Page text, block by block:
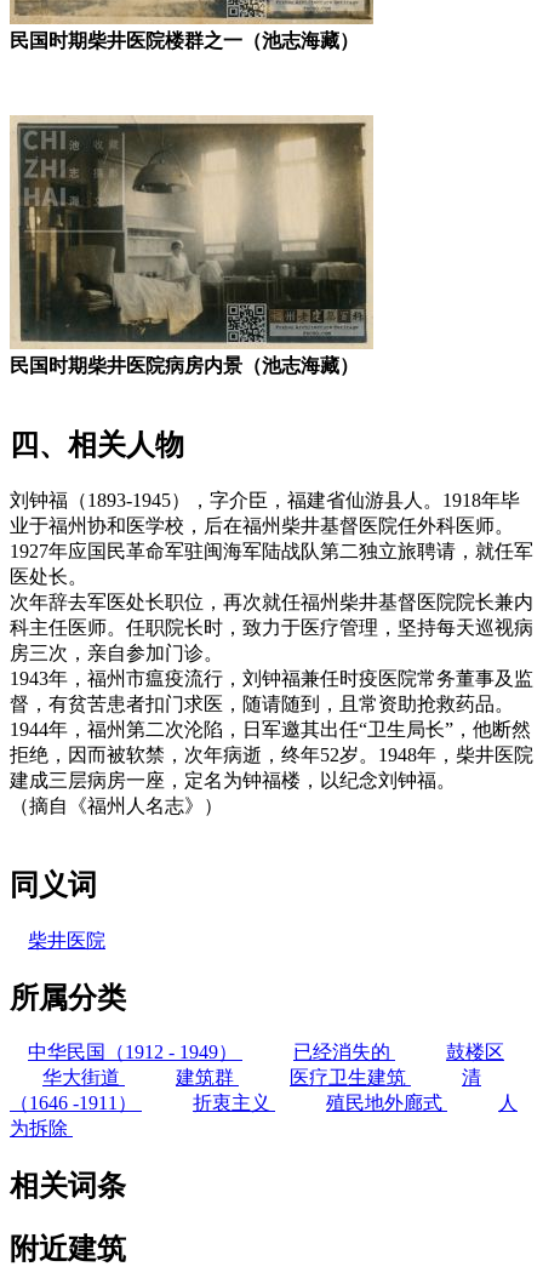
民国时期柴井医院楼群之一（池志海藏）
民国时期柴井医院病房内景（池志海藏）
四、相关人物
刘钟福（1893-1945），字介臣，福建省仙游县人。1918年毕
业于福州协和医学校，后在福州柴井基督医院任外科医师。
1927年应国民革命军驻闽海军陆战队第二独立旅聘请，就任军
医处长。
次年辞去军医处长职位，再次就任福州柴井基督医院院长兼内
科主任医师。任职院长时，致力于医疗管理，坚持每天巡视病
房三次，亲自参加门诊。
1943年，福州市瘟疫流行，刘钟福兼任时疫医院常务董事及监
督，有贫苦患者扣门求医，随请随到，且常资助抢救药品。
1944年，福州第二次沦陷，日军邀其出任“卫生局长”，他断然
拒绝，因而被软禁，次年病逝，终年52岁。1948年，柴井医院
建成三层病房一座，定名为钟福楼，以纪念刘钟福。
（摘自《福州人名志》）
同义词
柴井医院
所属分类
中华民国（1912 - 1949） 已经消失的
鼓楼区
华大街道
建筑群 医疗卫生建筑
清
（1646 -1911）
折衷主义 殖民地外廊式
人
为拆除
相关词条
附近建筑